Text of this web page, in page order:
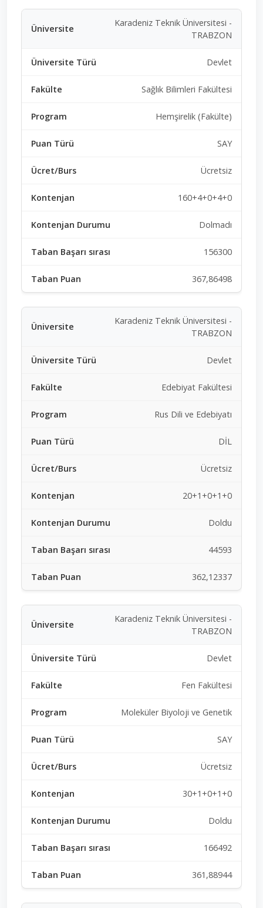
Karadeniz Teknik Üniversitesi -
TRABZON
Devlet
Sağlık Bilimleri Fakültesi
Hemşirelik (Fakülte)
SAY
Ücretsiz
160+4+0+4+0
Dolmadı
156300
367,86498
Karadeniz Teknik Üniversitesi -
TRABZON
Devlet
Edebiyat Fakültesi
Rus Dili ve Edebiyatı
DİL
Ücretsiz
20+1+0+1+0
Doldu
44593
362,12337
Karadeniz Teknik Üniversitesi -
TRABZON
Devlet
Fen Fakültesi
Moleküler Biyoloji ve Genetik
SAY
Ücretsiz
30+1+0+1+0
Doldu
166492
361,88944